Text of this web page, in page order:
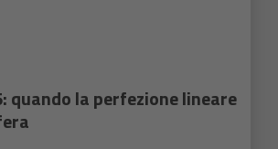
quando la perfezione lineare